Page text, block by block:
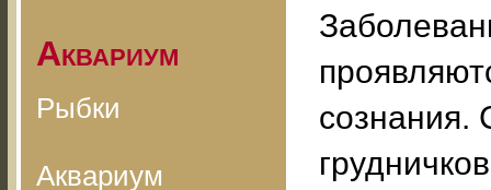
Аквариум
Рыбки
Аквариум
сознания.